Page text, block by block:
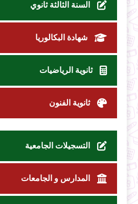
السنة الثالثة ثانوي
شهادة البكالوريا
ثانوية الرياضيات
ثانوية الفنون
التسجيلات الجامعية
المدارس و الجامعات